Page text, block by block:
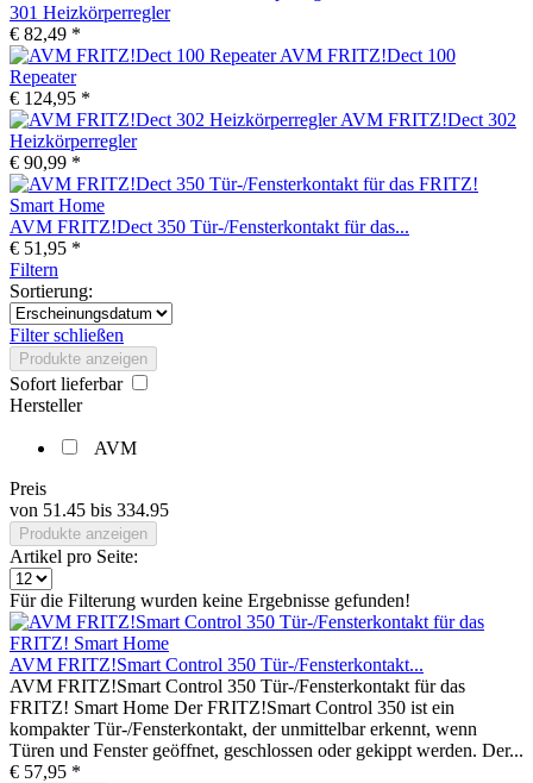
301 Heizkörperregler
€ 82,49 *
AVM FRITZ!Dect 100
Repeater
€ 124,95 *
AVM FRITZ!Dect 302
Heizkörperregler
€ 90,99 *
AVM FRITZ!Dect 350 Tür-/Fensterkontakt für das...
€ 51,95 *
Filtern
Sortierung:
Filter schließen
Produkte anzeigen
Sofort lieferbar
Hersteller
AVM
Preis
von 51.45 bis 334.95
Produkte anzeigen
Artikel pro Seite:
Für die Filterung wurden keine Ergebnisse gefunden!
AVM FRITZ!Smart Control 350 Tür-/Fensterkontakt...
AVM FRITZ!Smart Control 350 Tür-/Fensterkontakt für das
FRITZ! Smart Home Der FRITZ!Smart Control 350 ist ein
kompakter Tür-/Fensterkontakt, der unmittelbar erkennt, wenn
Türen und Fenster geöffnet, geschlossen oder gekippt werden. Der...
€ 57,95 *